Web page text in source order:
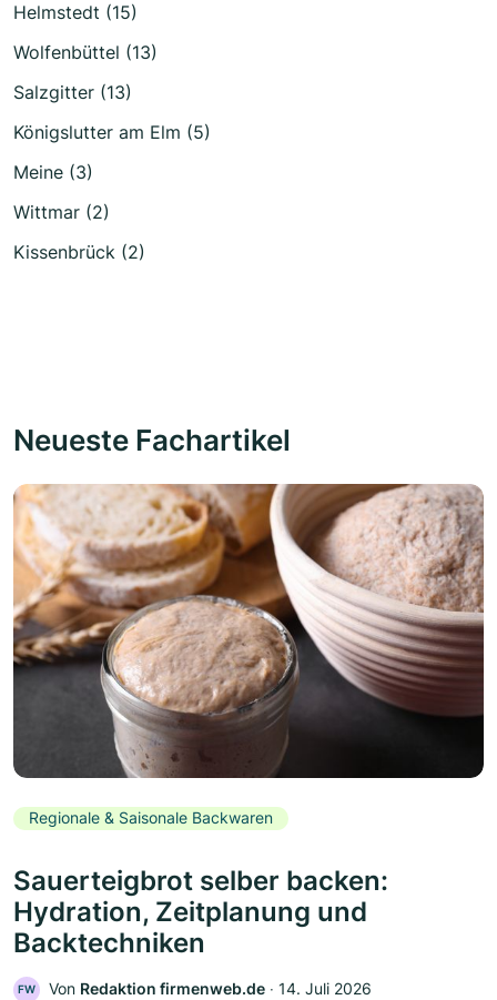
Helmstedt (15)
Wolfenbüttel (13)
Salzgitter (13)
Königslutter am Elm (5)
Meine (3)
Wittmar (2)
Kissenbrück (2)
Neueste Fachartikel
Regionale & Saisonale Backwaren
Sauerteigbrot selber backen:
Hydration, Zeitplanung und
Backtechniken
FW Von Redaktion firmenweb.de ‧ 14. Juli 2026